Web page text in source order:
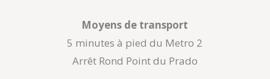
Moyens de transport
5 minutes à pied du Metro 2
Arrêt Rond Point du Prado